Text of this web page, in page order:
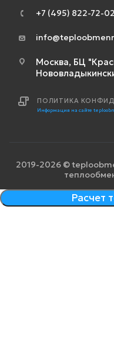
+7 (495) 822-72-02
Москва, БЦ
ПОЛИТИКА
Информация на сайте
2019-2026 ©
Расчет